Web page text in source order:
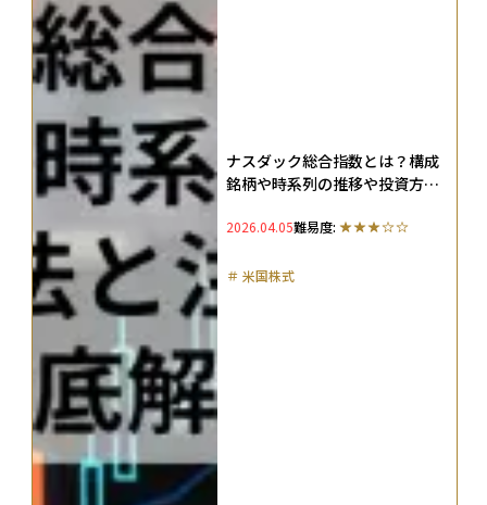
ナスダック総合指数とは？構成
銘柄や時系列の推移や投資方法
2026.04.05難易度:
＃ 米国株式